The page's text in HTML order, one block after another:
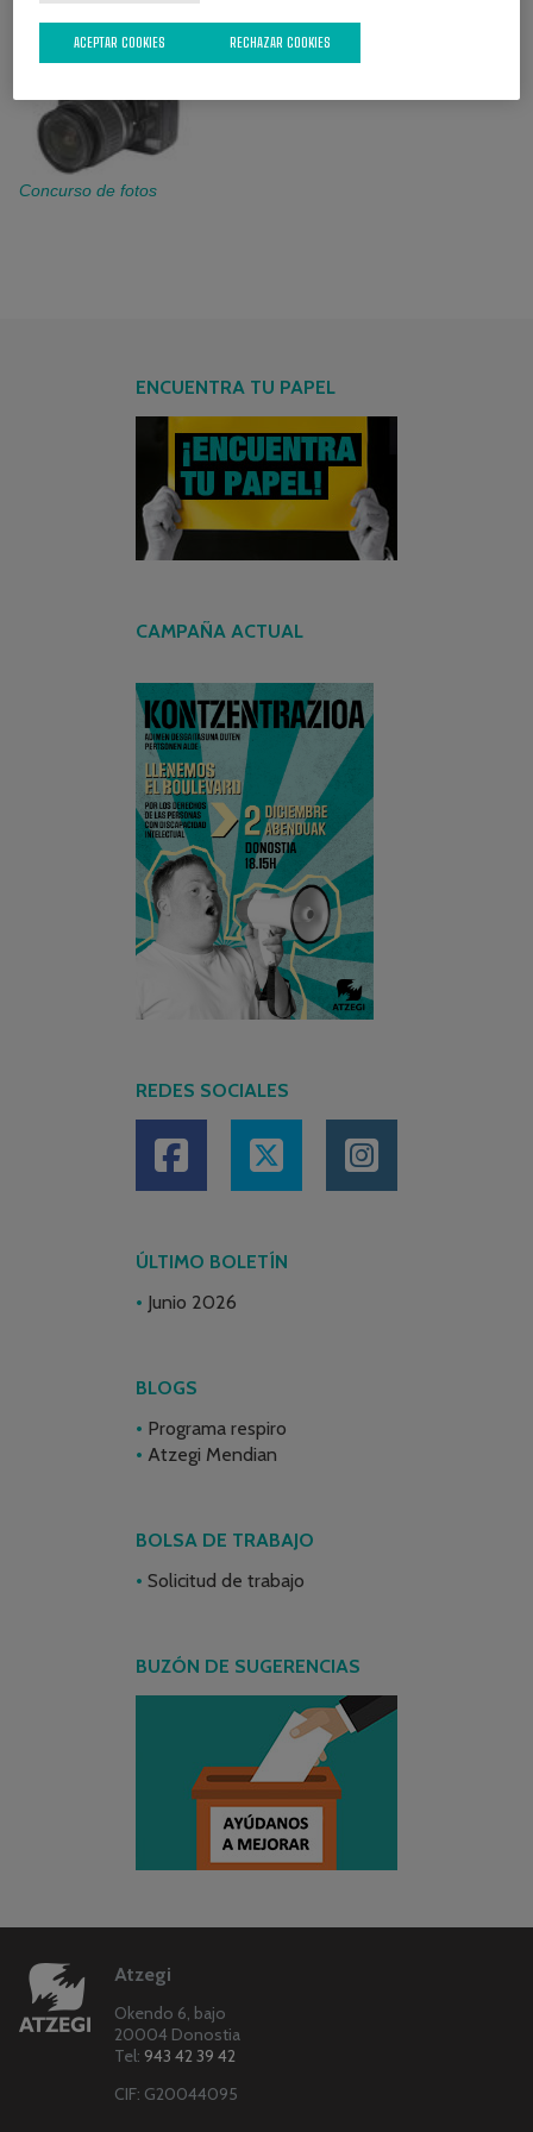
Concurso de fotos
ENCUENTRA TU PAPEL
CAMPAÑA ACTUAL
REDES SOCIALES
ÚLTIMO BOLETÍN
Junio 2026
BLOGS
Programa respiro
Atzegi Mendian
BOLSA DE TRABAJO
Solicitud de trabajo
BUZÓN DE SUGERENCIAS
Atzegi
Okendo 6, bajo
20004 Donostia
Tel: 943 42 39 42
CIF: G20044095
RECHAZAR COOKIES
ACEPTAR COOKIES